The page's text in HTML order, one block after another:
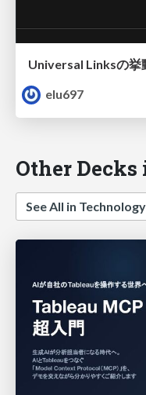
Universal Linksの挙
elu697
Other
See All in Technology